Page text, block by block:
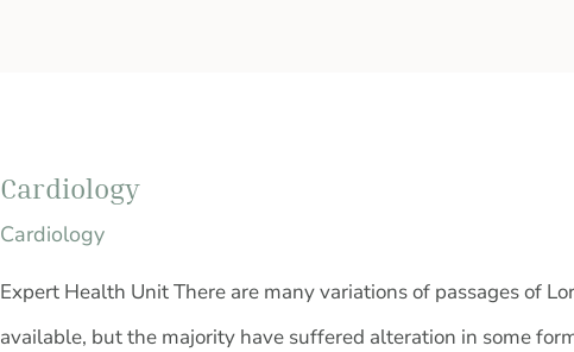
Cardiology
Cardiology
Expert Health Unit There are many variations of passages of
available, but the majority have suffered alteration in some